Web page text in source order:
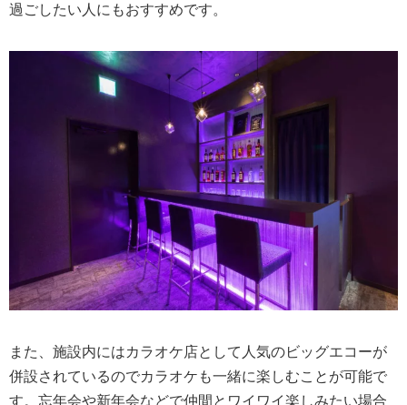
過ごしたい人にもおすすめです。
また、施設内にはカラオケ店として人気のビッグエコーが
併設されているのでカラオケも一緒に楽しむことが可能で
す。忘年会や新年会などで仲間とワイワイ楽しみたい場合